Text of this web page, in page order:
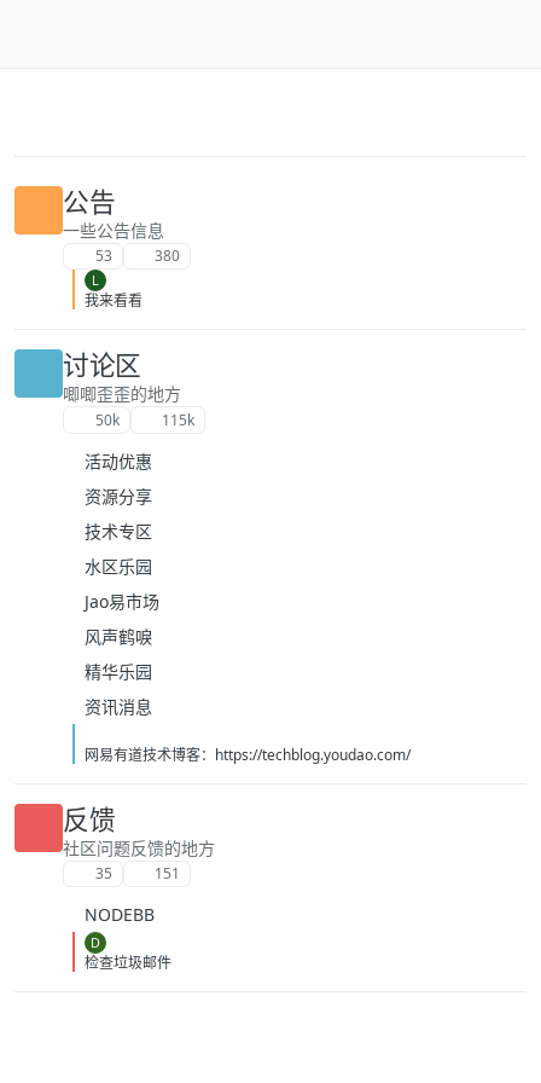
公告
一些公告信息
53 380
L
我来看看
讨论区
唧唧歪歪的地方
50k 115k
活动优惠
资源分享
技术专区
水区乐园
Jao易市场
风声鹤唳
精华乐园
资讯消息
网易有道技术博客：https://techblog.youdao.com/
反馈
社区问题反馈的地方
35 151
NODEBB
D
检查垃圾邮件